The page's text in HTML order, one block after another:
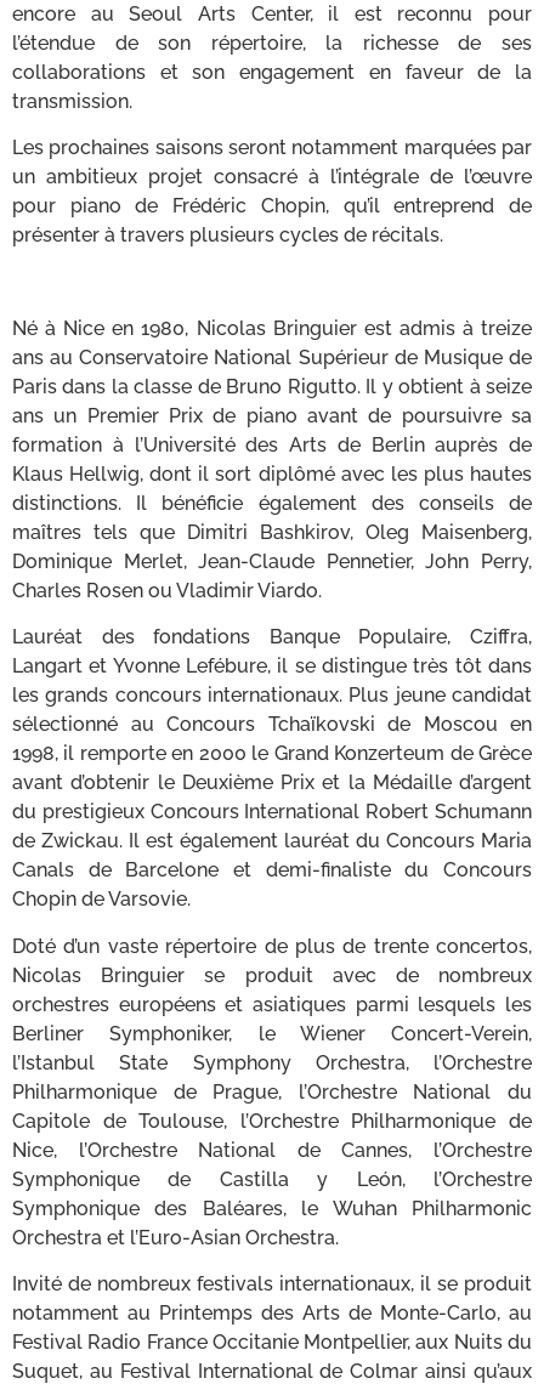
encore au Seoul Arts Center, il est reconnu pour
l’étendue de son répertoire, la richesse de ses
collaborations et son engagement en faveur de la
transmission.
Les prochaines saisons seront notamment marquées par
un ambitieux projet consacré à l’intégrale de l’œuvre
pour piano de Frédéric Chopin, qu’il entreprend de
présenter à travers plusieurs cycles de récitals.
Né à Nice en 1980, Nicolas Bringuier est admis à treize
ans au Conservatoire National Supérieur de Musique de
Paris dans la classe de Bruno Rigutto. Il y obtient à seize
ans un Premier Prix de piano avant de poursuivre sa
formation à l’Université des Arts de Berlin auprès de
Klaus Hellwig, dont il sort diplômé avec les plus hautes
distinctions. Il bénéficie également des conseils de
maîtres tels que Dimitri Bashkirov, Oleg Maisenberg,
Dominique Merlet, Jean-Claude Pennetier, John Perry,
Charles Rosen ou Vladimir Viardo.
Lauréat des fondations Banque Populaire, Cziffra,
Langart et Yvonne Lefébure, il se distingue très tôt dans
les grands concours internationaux. Plus jeune candidat
sélectionné au Concours Tchaïkovski de Moscou en
1998, il remporte en 2000 le Grand Konzerteum de Grèce
avant d’obtenir le Deuxième Prix et la Médaille d’argent
du prestigieux Concours International Robert Schumann
de Zwickau. Il est également lauréat du Concours Maria
Canals de Barcelone et demi-finaliste du Concours
Chopin de Varsovie.
Doté d’un vaste répertoire de plus de trente concertos,
Nicolas Bringuier se produit avec de nombreux
orchestres européens et asiatiques parmi lesquels les
Berliner Symphoniker, le Wiener Concert-Verein,
l’Istanbul State Symphony Orchestra, l’Orchestre
Philharmonique de Prague, l’Orchestre National du
Capitole de Toulouse, l’Orchestre Philharmonique de
Nice, l’Orchestre National de Cannes, l’Orchestre
Symphonique de Castilla y León, l’Orchestre
Symphonique des Baléares, le Wuhan Philharmonic
Orchestra et l’Euro-Asian Orchestra.
Invité de nombreux festivals internationaux, il se produit
notamment au Printemps des Arts de Monte-Carlo, au
Festival Radio France Occitanie Montpellier, aux Nuits du
Suquet, au Festival International de Colmar ainsi qu’aux